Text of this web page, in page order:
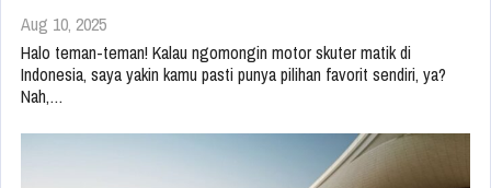
Aug 10, 2025
Halo teman-teman! Kalau ngomongin motor skuter matik di
Indonesia, saya yakin kamu pasti punya pilihan favorit sendiri, ya?
Nah,…